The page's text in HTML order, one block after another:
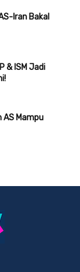
Iran Bakal
& ISM Jadi
AS Mampu